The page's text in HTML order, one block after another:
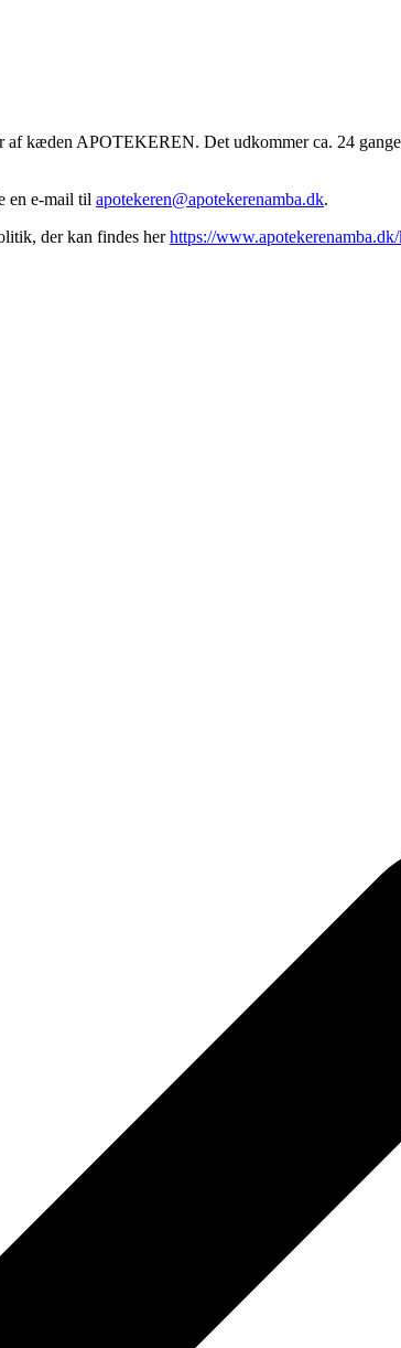
kæden APOTEKEREN. Det udkommer ca. 24
en e-mail til apotekeren@apotekerenamba.dk.
der kan findes herhttps://